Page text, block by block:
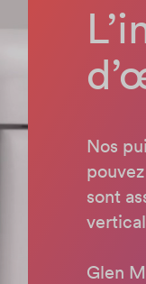
Nos
sont
Glen